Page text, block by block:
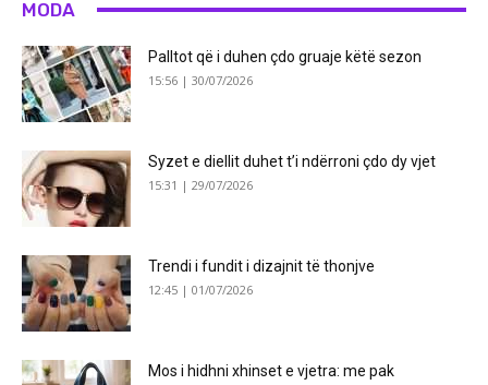
MODA
Palltot që i duhen çdo gruaje këtë sezon
15:56 | 30/07/2026
Syzet e diellit duhet t’i ndërroni çdo dy vjet
15:31 | 29/07/2026
Trendi i fundit i dizajnit të thonjve
12:45 | 01/07/2026
Mos i hidhni xhinset e vjetra: me pak